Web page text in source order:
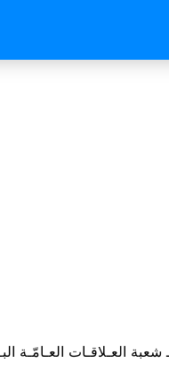
العـلاقـات العـامّـة